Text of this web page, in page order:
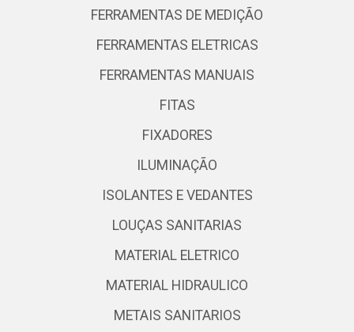
FERRAMENTAS DE MEDIÇÃO
FERRAMENTAS ELETRICAS
FERRAMENTAS MANUAIS
FITAS
FIXADORES
ILUMINAÇÃO
ISOLANTES E VEDANTES
LOUÇAS SANITARIAS
MATERIAL ELETRICO
MATERIAL HIDRAULICO
METAIS SANITARIOS